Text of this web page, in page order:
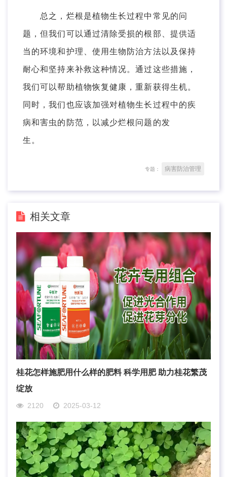
总之，烂根是植物生长过程中常见的问
题，但我们可以通过清除受损的根部、提供适
当的环境和护理、使用生物防治方法以及保持
耐心和坚持来补救这种情况。通过这些措施，
我们可以帮助植物恢复健康，重新获得生机。
同时，我们也应该加强对植物生长过程中的疾
病和害虫的防范，以减少烂根问题的发
生。
专题： 病害防治管理
相关文章
桂花怎样施肥用什么样的肥料 科学用肥 助力桂花繁茂
绽放
2120 2025-03-12